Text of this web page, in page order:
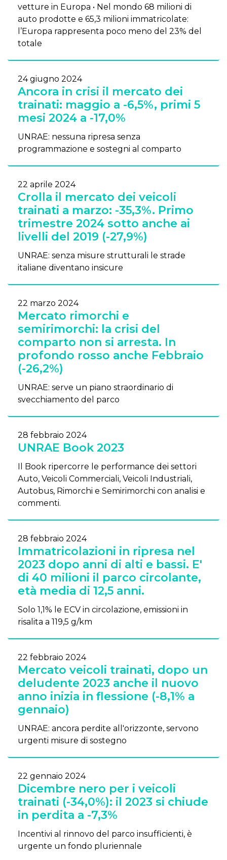
vetture in Europa • Nel mondo 68 milioni di
auto prodotte e 65,3 milioni immatricolate:
l’Europa rappresenta poco meno del 23% del
totale
24 giugno 2024
Ancora in crisi il mercato dei
trainati: maggio a -6,5%, primi 5
mesi 2024 a -17,0%
UNRAE: nessuna ripresa senza
programmazione e sostegni al comparto
22 aprile 2024
Crolla il mercato dei veicoli
trainati a marzo: -35,3%. Primo
trimestre 2024 sotto anche ai
livelli del 2019 (-27,9%)
UNRAE: senza misure strutturali le strade
italiane diventano insicure
22 marzo 2024
Mercato rimorchi e
semirimorchi: la crisi del
comparto non si arresta. In
profondo rosso anche Febbraio
(-26,2%)
UNRAE: serve un piano straordinario di
svecchiamento del parco
28 febbraio 2024
UNRAE Book 2023
Il Book ripercorre le performance dei settori
Auto, Veicoli Commerciali, Veicoli Industriali,
Autobus, Rimorchi e Semirimorchi con analisi e
commenti.
28 febbraio 2024
Immatricolazioni in ripresa nel
2023 dopo anni di alti e bassi. E'
di 40 milioni il parco circolante,
età media di 12,5 anni.
Solo 1,1% le ECV in circolazione, emissioni in
risalita a 119,5 g/km
22 febbraio 2024
Mercato veicoli trainati, dopo un
deludente 2023 anche il nuovo
anno inizia in flessione (-8,1% a
gennaio)
UNRAE: ancora perdite all'orizzonte, servono
urgenti misure di sostegno
22 gennaio 2024
Dicembre nero per i veicoli
trainati (-34,0%): il 2023 si chiude
in perdita a -7,3%
Incentivi al rinnovo del parco insufficienti, è
urgente un fondo pluriennale